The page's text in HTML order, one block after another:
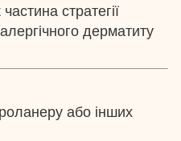
стратегії
дерматиту
або інших